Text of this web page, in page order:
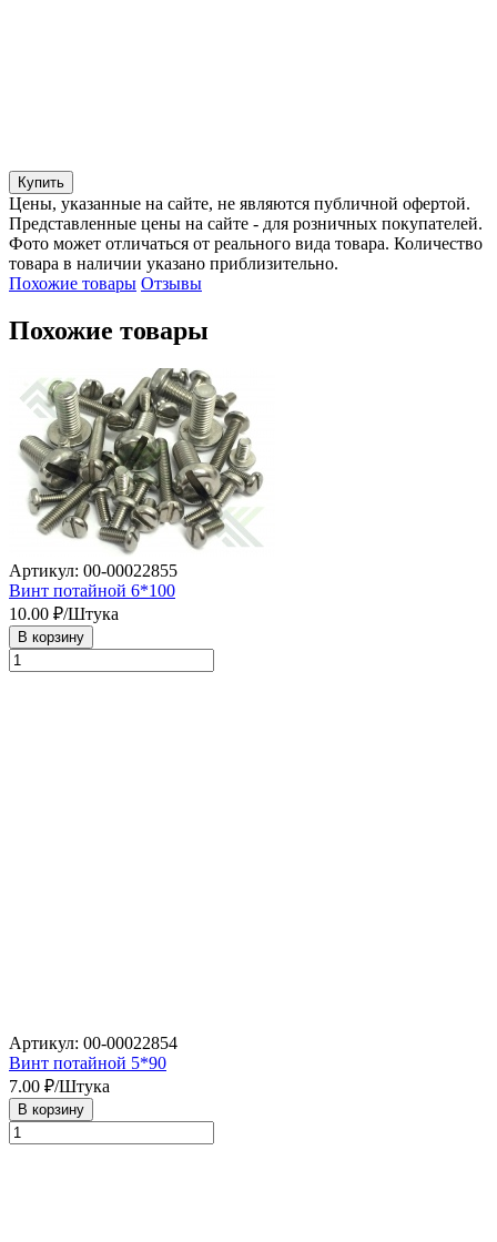
Купить
Цены, указанные на сайте, не являются публичной офертой.
Представленные цены на сайте - для розничных покупателей.
Фото может отличаться от реального вида товара. Количество
товара в наличии указано приблизительно.
Похожие товары Отзывы
Похожие товары
Артикул: 00-00022855
Винт потайной 6*100
10.00 ₽/Штука
В корзину
Артикул: 00-00022854
Винт потайной 5*90
7.00 ₽/Штука
В корзину